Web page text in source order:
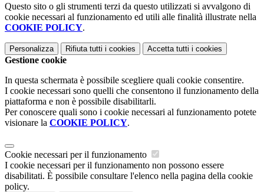
Questo sito o gli strumenti terzi da questo utilizzati si avvalgono di
cookie necessari al funzionamento ed utili alle finalità illustrate nella
COOKIE POLICY.
Personalizza Rifiuta tutti i cookies Accetta tutti i cookies
Gestione cookie
In questa schermata è possibile scegliere quali cookie consentire.
I cookie necessari sono quelli che consentono il funzionamento della
piattaforma e non è possibile disabilitarli.
Per conoscere quali sono i cookie necessari al funzionamento potete
visionare la COOKIE POLICY.
Cookie necessari per il funzionamento
I cookie necessari per il funzionamento non possono essere
disabilitati. È possibile consultare l'elenco nella pagina della cookie
policy.